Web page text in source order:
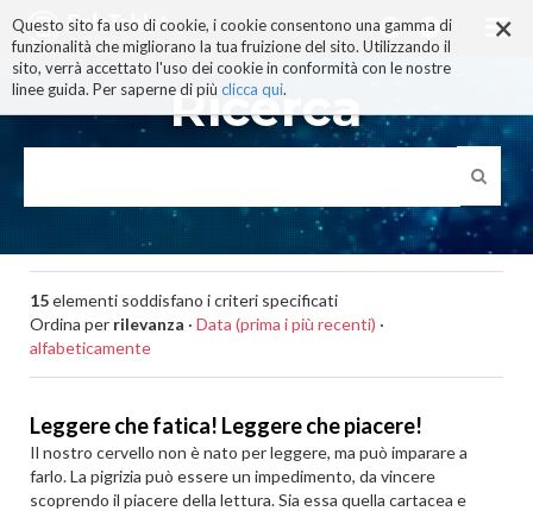
×
Questo sito fa uso di cookie, i cookie consentono una gamma di
funzionalità che migliorano la tua fruizione del sito. Utilizzando il
sito, verrà accettato l'uso dei cookie in conformità con le nostre
linee guida. Per saperne di più clicca qui.
ai
contenuti.
|
alla
navigazione
Ricerca
15elementi soddisfano i criteri specificati
Ordina per rilevanza · Data (prima i più recenti) ·
alfabeticamente
Leggere che fatica! Leggere che piacere!
Il nostro cervello non è nato per leggere, ma può imparare a
farlo. La pigrizia può essere un impedimento, da vincere
scoprendo il piacere della lettura. Sia essa quella cartacea e